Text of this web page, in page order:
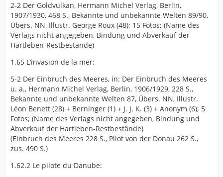
2-2 Der Goldvulkan, Hermann Michel Verlag, Berlin,
1907/1930, 468 S., Bekannte und unbekannte Welten 89/90,
Übers. NN, Illustr. George Roux (48); 15 Fotos; (Name des
Verlags nicht angegeben, Bindung und Abverkauf der
Hartleben-Restbestände)
1.65 L’invasion de la mer:
5-2 Der Einbruch des Meeres, in: Der Einbruch des Meeres
u. a., Hermann Michel Verlag, Berlin, 1906/1929, 228 S.,
Bekannte und unbekannte Welten 87, Übers. NN, Illustr.
Léon Benett (28) + Berninger (1) + J. J. K. (3) + Anonym (6); 5
Fotos; (Name des Verlags nicht angegeben, Bindung und
Abverkauf der Hartleben-Restbestände)
(Einbruch des Meeres 228 S., Pilot von der Donau 262 S.,
zus. 490 S.)
1.62.2 Le pilote du Danube: